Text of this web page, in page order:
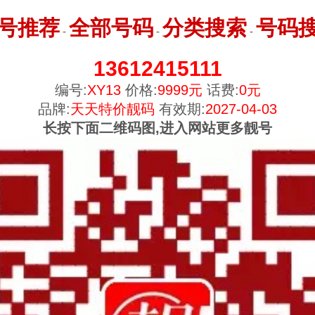
推荐- 全部号码 - 分类搜索 - 号码
13612415111
编号:XY13价格:9999元 话费:0元
品牌:天天特价靓码 有效期:2027-04-03
长按下面二维码图,进入网站更多靓号